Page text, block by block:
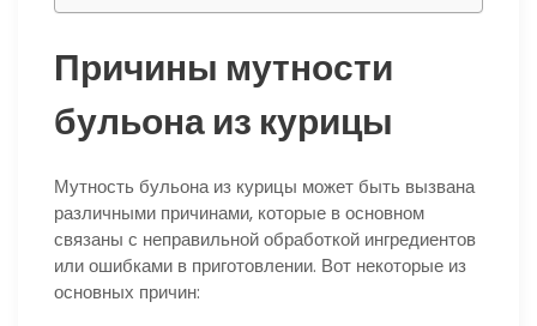
Причины мутности
бульона из курицы
Мутность бульона из курицы может быть вызвана
различными причинами, которые в основном
связаны с неправильной обработкой ингредиентов
или ошибками в приготовлении. Вот некоторые из
основных причин: